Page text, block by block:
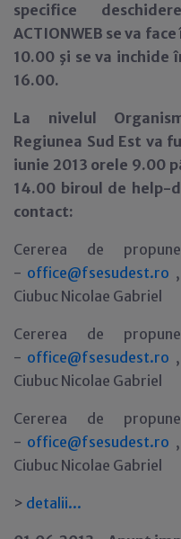
specifice
ACTIONWEB se va
10.00 şi se va inchide
16.00.
La nivelul
Regiunea Sud Est va
iunie 2013 orele 9.00
14.00 biroul de help-
contact:
Cererea de
- office@fsesudest.ro
Ciubuc Nicolae Gabriel
Cererea de
- office@fsesudest.ro
Ciubuc Nicolae Gabriel
Cererea de
- office@fsesudest.ro
Ciubuc Nicolae Gabriel
> detalii...